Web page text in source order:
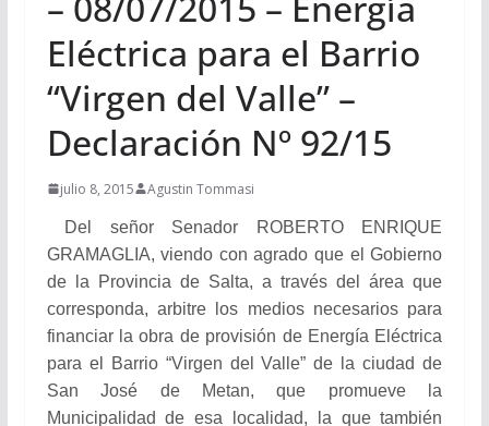
Eléctrica para el Barrio
“Virgen del Valle” –
Declaración Nº 92/15
julio 8, 2015 Agustin Tommasi
Del señor Senador ROBERTO ENRIQUE
GRAMAGLIA, viendo con agrado que el Gobierno
de la Provincia de Salta, a través del área que
corresponda, arbitre los medios necesarios para
financiar la obra de provisión de Energía Eléctrica
para el Barrio “Virgen del Valle” de la ciudad de
San José de Metan, que promueve la
Municipalidad de esa localidad, la que también